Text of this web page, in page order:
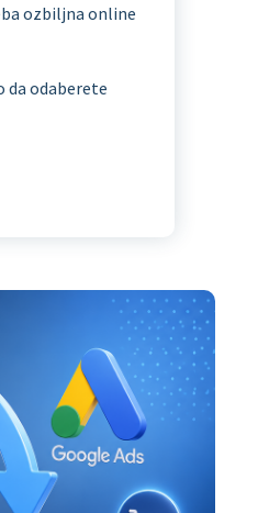
ozbiljna online
da odaberete